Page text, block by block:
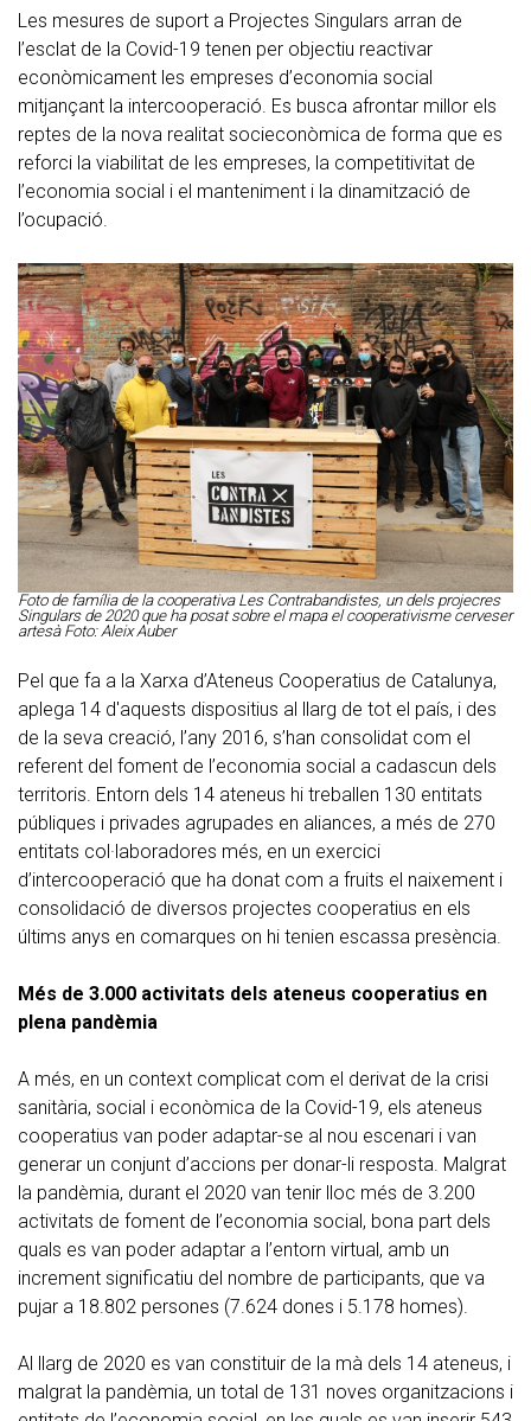
Les mesures de suport a Projectes Singulars arran de
l’esclat de la Covid-19 tenen per objectiu reactivar
econòmicament les empreses d’economia social
mitjançant la intercooperació. Es busca afrontar millor els
reptes de la nova realitat socieconòmica de forma que es
reforci la viabilitat de les empreses, la competitivitat de
l’economia social i el manteniment i la dinamització de
l’ocupació.
Foto de família de la cooperativa Les Contrabandistes, un dels projecres
Singulars de 2020 que ha posat sobre el mapa el cooperativisme cerveser
artesà Foto: Aleix Auber
Pel que fa a la Xarxa d’Ateneus Cooperatius de Catalunya,
aplega 14 d'aquests dispositius al llarg de tot el país, i des
de la seva creació, l’any 2016, s’han consolidat com el
referent del foment de l’economia social a cadascun dels
territoris. Entorn dels 14 ateneus hi treballen 130 entitats
públiques i privades agrupades en aliances, a més de 270
entitats col·laboradores més, en un exercici
d’intercooperació que ha donat com a fruits el naixement i
consolidació de diversos projectes cooperatius en els
últims anys en comarques on hi tenien escassa presència.
Més de 3.000 activitats dels ateneus cooperatius en
plena pandèmia
A més, en un context complicat com el derivat de la crisi
sanitària, social i econòmica de la Covid-19, els ateneus
cooperatius van poder adaptar-se al nou escenari i van
generar un conjunt d’accions per donar-li resposta. Malgrat
la pandèmia, durant el 2020 van tenir lloc més de 3.200
activitats de foment de l’economia social, bona part dels
quals es van poder adaptar a l’entorn virtual, amb un
increment significatiu del nombre de participants, que va
pujar a 18.802 persones (7.624 dones i 5.178 homes).
Al llarg de 2020 es van constituir de la mà dels 14 ateneus, i
malgrat la pandèmia, un total de 131 noves organitzacions i